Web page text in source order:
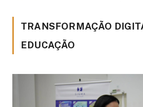
TRANSFORMAÇÃO
EDUCAÇÃO